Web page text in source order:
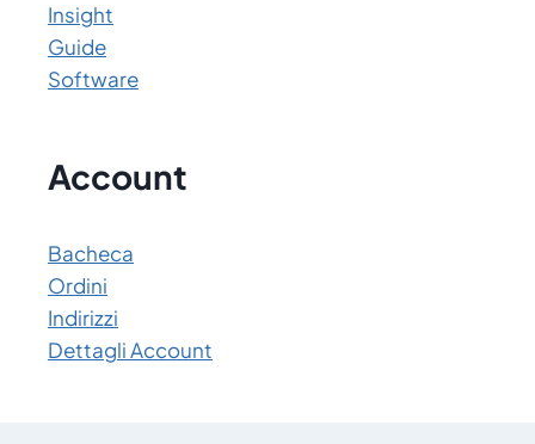
Insight
Guide
Software
Account
Bacheca
Ordini
Indirizzi
Dettagli Account